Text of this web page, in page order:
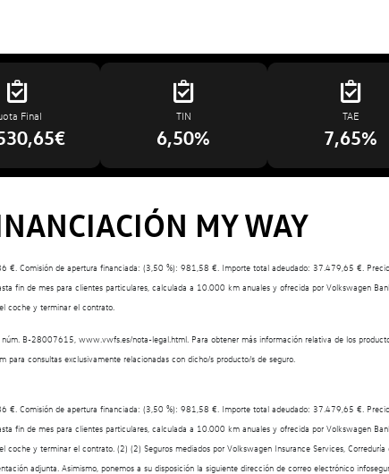
Final TIN
6,50%
TAE
7,65%
MY WAY
Comisión de apertura financiada: (3,50 %): 981,58 €. Importe total adeudado: 37.479,65 €.
de mes para clientes particulares, calculada a 10.000 km anuales y ofrecida por Volkswagen
coche y terminar el contrato.
B-28007615, www.vwfs.es/nota-legal.html. Para obtener más información relativa de los
consultas exclusivamente relacionadas con dicho/s producto/s de seguro.
Comisión de apertura financiada: (3,50 %): 981,58 €. Importe total adeudado: 37.479,65 €.
de mes para clientes particulares, calculada a 10.000 km anuales y ofrecida por Volkswagen
y terminar el contrato. (2) (2) Seguros mediados por Volkswagen Insurance Services,
adjunta. Asimismo, ponemos a su disposición la siguiente dirección de correo electrónico